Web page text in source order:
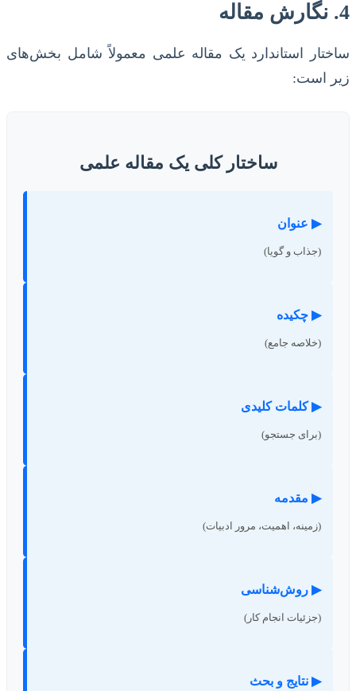
4. نگارش مقاله
ساختار استاندارد یک مقاله علمی معمولاً شامل بخش‌های
زیر است:
ساختار کلی یک مقاله علمی
▶ عنوان
(جذاب و گویا)
▶ چکیده
(خلاصه جامع)
▶ کلمات کلیدی
(برای جستجو)
▶ مقدمه
(زمینه، اهمیت، مرور ادبیات)
▶ روش‌شناسی
(جزئیات انجام کار)
▶ نتایج و بحث